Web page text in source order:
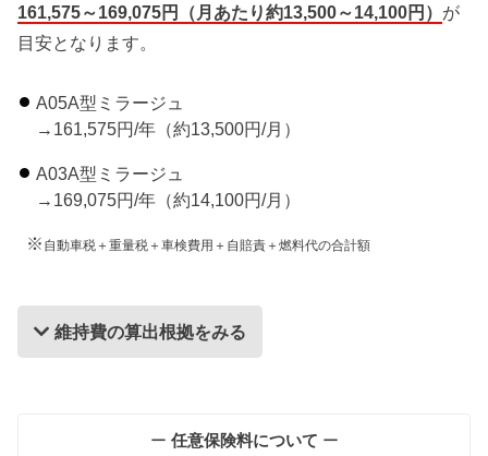
161,575～169,075円（月あたり約13,500～14,100円） が
目安となります。
A05A型ミラージュ
→161,575円/年（約13,500円/月）
A03A型ミラージュ
→169,075円/年（約14,100円/月）
※ 自動車税＋重量税＋車検費用＋自賠責＋燃料代の合計額
維持費の算出根拠をみる
維持費の算出根拠
ー 任意保険料について ー